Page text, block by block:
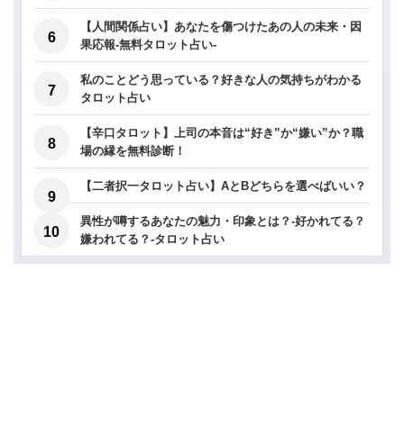
【人間関係占い】あなたを傷つけたあの人の未来・因
果応報-無料タロット占い-
私のことどう思っている？好きな人の気持ちがわかる
タロット占い
【辛口タロット】上司の本音は“好き”か“嫌い”か？職
場の縁を無料診断！
【二者択一タロット占い】AとBどちらを選べばいい？
異性が噂するあなたの魅力・印象とは？-好かれてる？
嫌われてる？-タロット占い